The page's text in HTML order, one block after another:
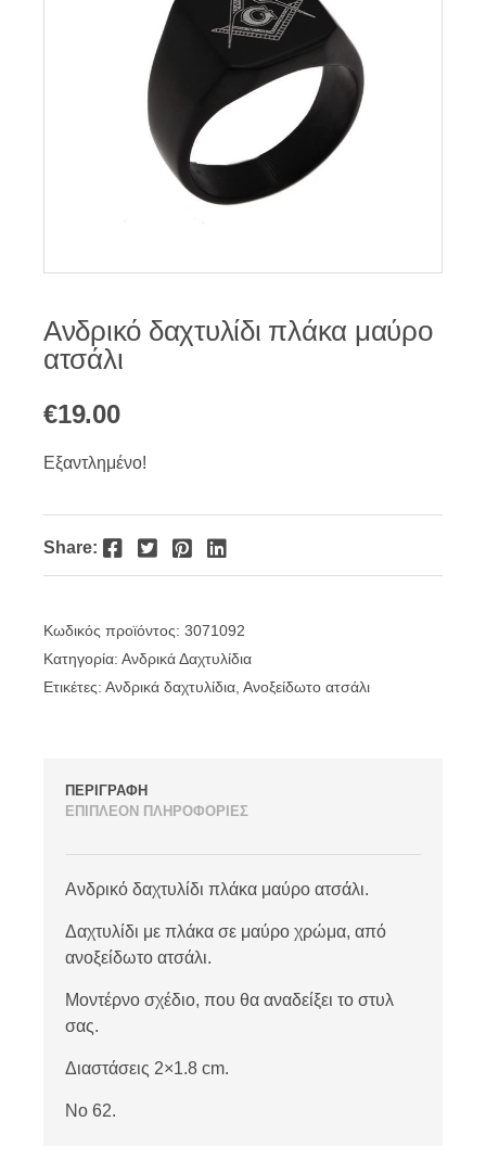
Ανδρικό δαχτυλίδι πλάκα μαύρο
ατσάλι
€19.00
Εξαντλημένο!
Share: Facebook Twitter Pinterest LinkedIn
Κωδικός προϊόντος: 3071092
Κατηγορία: Ανδρικά Δαχτυλίδια
Ετικέτες: Ανδρικά δαχτυλίδια Ανοξείδωτο ατσάλι
ΠΕΡΙΓΡΑΦΗ
ΕΠΙΠΛΕΟΝ ΠΛΗΡΟΦΟΡΙΕΣ
Ανδρικό δαχτυλίδι πλάκα μαύρο ατσάλι.
Δαχτυλίδι με πλάκα σε μαύρο χρώμα, από
ανοξείδωτο ατσάλι.
Μοντέρνο σχέδιο, που θα αναδείξει το στυλ
σας.
Διαστάσεις 2×1.8 cm.
No 62.